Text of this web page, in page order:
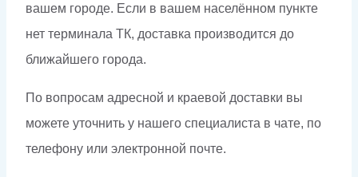
вашем городе. Если в вашем населённом пункте
нет терминала ТК, доставка производится до
ближайшего города.
По вопросам адресной и краевой доставки вы
можете уточнить у нашего специалиста в чате, по
телефону или электронной почте.